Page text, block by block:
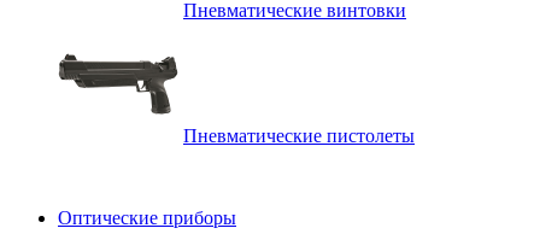
Пневматические винтовки
Пневматические пистолеты
Оптические приборы